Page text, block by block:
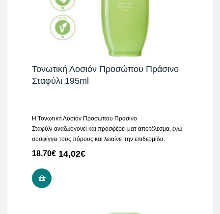
Τονωτική Λοσιόν Προσώπου Πράσινο
Σταφύλι 195ml
H Τονωτική Λοσιόν Προσώπου Πράσινο
Σταφύλι αναζωογονεί και προσφέρει ματ αποτέλεσμα, ενώ
συσφίγγει τους πόρους και λειαίνει την επιδερμίδα.
18,70€ 14,02€